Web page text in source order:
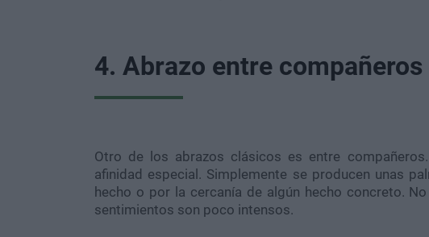
4. Abrazo entre compañeros
Otro de los abrazos clásicos es entre
afinidad especial. Simplemente se producen unas
hecho o por la cercanía de algún hecho concreto.
sentimientos son poco intensos.